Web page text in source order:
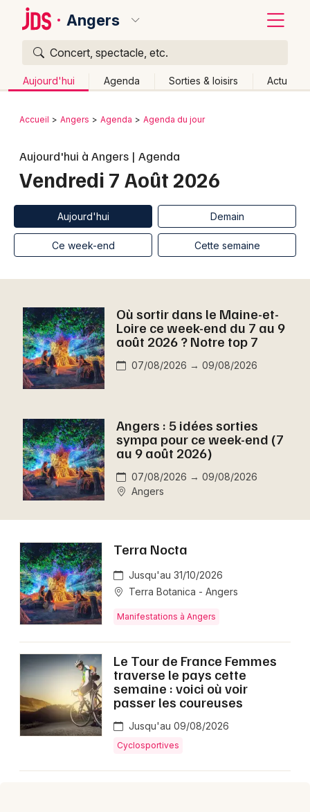
Angers
Concert, spectacle, etc.
Aujourd'hui Agenda Sorties & loisirs Actu
Publier un événement
Grands événements
Activité & Expérience
Foires & salons
Spectacles
Concerts
Soirées
Sorties famille
Expos
Aujourd'hui dans le Maine-et-Loire
Aujourd'hui dans les Pays de la Loire
Newsletter des sorties
Artistes en tournée
Colmar
Lille
Lyon
Marseille
Montpellier
Nantes
Nice
Strasbourg
Toulouse
Toutes les villes
Retour
Accueil Angers Agenda Agenda du jour
Aujourd'hui à Angers | Agenda
Vendredi 7 Août 2026
Aujourd'hui Demain
Ce week-end Cette semaine
Où sortir dans le Maine-et-
Loire ce week-end du 7 au 9
août 2026 ? Notre top 7
07/08/2026 → 09/08/2026
Angers : 5 idées sorties
sympa pour ce week-end (7
au 9 août 2026)
07/08/2026 → 09/08/2026
Angers
Terra Nocta
Jusqu'au 31/10/2026
Terra Botanica - Angers
Manifestations à Angers
Le Tour de France Femmes
traverse le pays cette
semaine : voici où voir
passer les coureuses
Jusqu'au 09/08/2026
Cyclosportives
Quoi ?
Où ?
Pays de la Loire
Partout Près de moi
Quand ?
Effacer les dates
Aujourd'hui
Demain Ce week-end Autre